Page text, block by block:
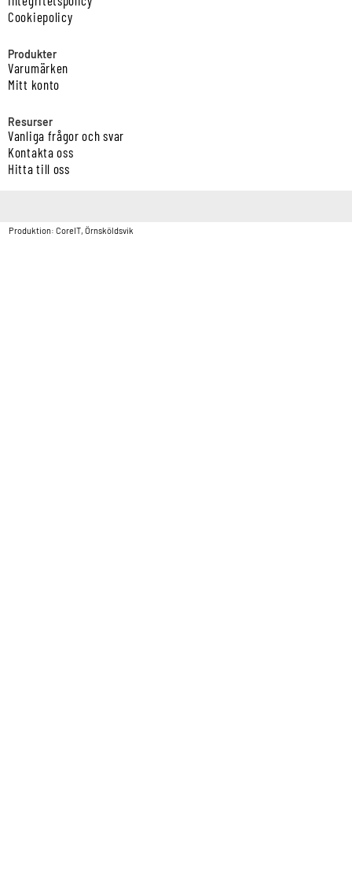
Cookiepolicy
Produkter
Varumärken
Mitt konto
Resurser
Vanliga frågor och svar
Kontakta oss
Hitta till oss
Produktion: CoreIT, Örnsköldsvik